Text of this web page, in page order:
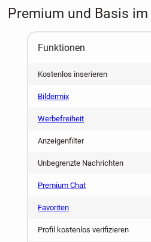
Premium und Basis
Funktionen
Kostenlos inserieren
Bildermix
Werbefreiheit
Anzeigenfilter
Unbegrenzte Nachrichten
Premium Chat
Favoriten
Profil kostenlos verifizieren